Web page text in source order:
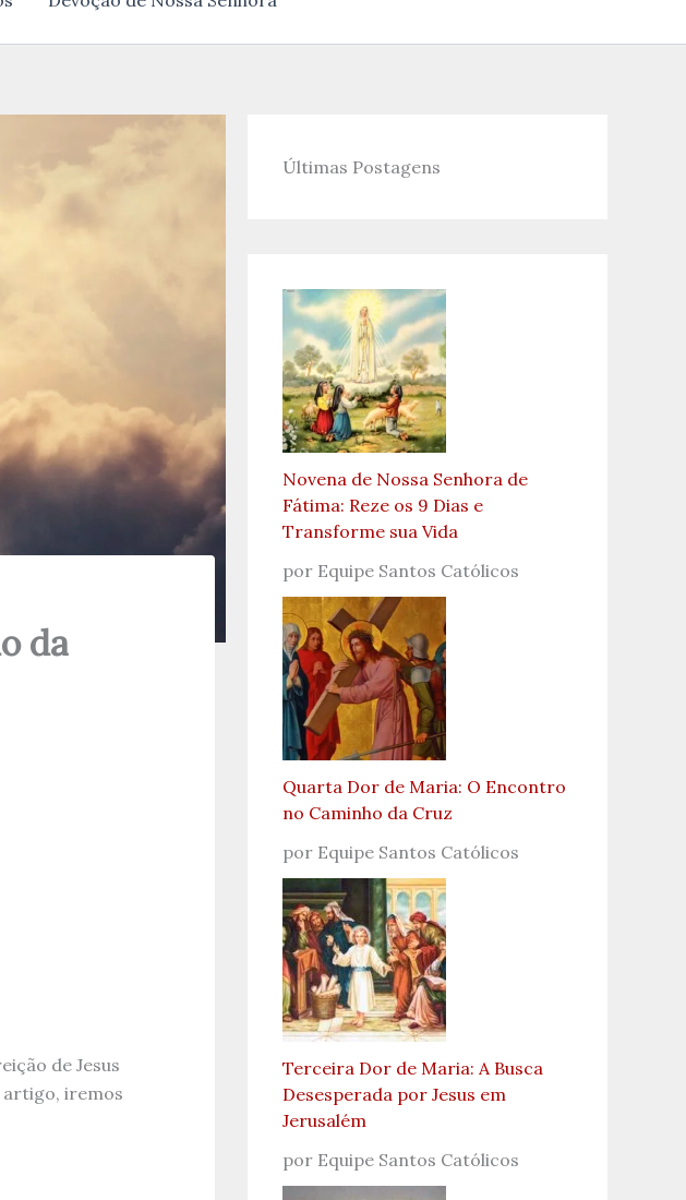
da
de Jesus
artigo, iremos
Últimas Postagens
Novena de Nossa Senhora de
Fátima: Reze os 9 Dias e
Transforme sua Vida
por Equipe Santos Católicos
Quarta Dor de Maria: O Encontro
no Caminho da Cruz
por Equipe Santos Católicos
Terceira Dor de Maria: A Busca
Desesperada por Jesus em
Jerusalém
por Equipe Santos Católicos